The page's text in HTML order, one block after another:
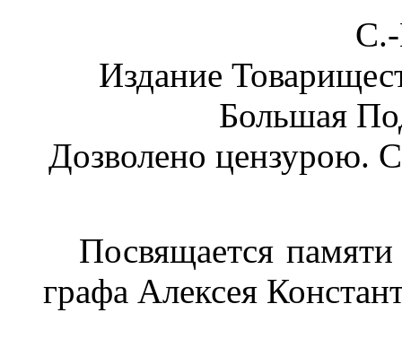
С.-
Издание
Большая
Дозволено цензурою.
Посвящается памяти
графа Алексея